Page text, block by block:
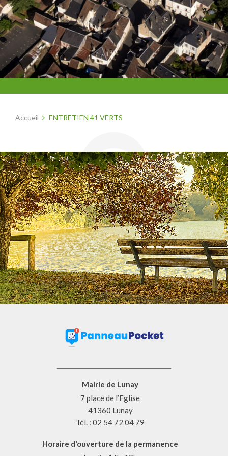
Accueil ENTRETIEN 41 VERTS
Mairie de Lunay
7 place de l’Eglise
41360 Lunay
Tél. : 02 54 72 04 79
Horaire d'ouverture de la permanence